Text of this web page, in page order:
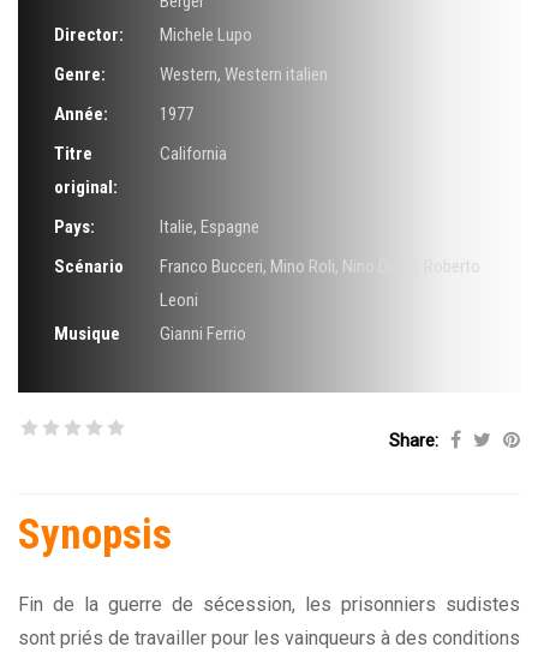
Director:
Michele Lupo
Genre:
Western, Western italien
Année:
1977
Titre
original:
California
Pays:
Italie, Espagne
Scénario
Franco Bucceri, Mino Roli, Nino Ducci
Roberto
Leoni
Musique
Gianni Ferrio
Share:
Synopsis
Fin de la guerre de sécession, les prisonniers sudistes
sont priés de travailler pour les vainqueurs à des conditions